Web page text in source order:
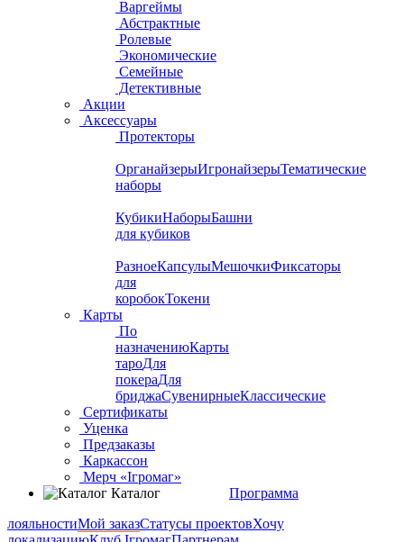
Варгеймы
Абстрактные
Ролевые
Экономические
Семейные
Детективные
Акции
Аксессуары
Протекторы
ОрганайзерыИгронайзерыТематические
наборы
КубикиНаборыБашни
для кубиков
РазноеКапсулыМешочкиФиксаторы
для
коробокТокени
Карты
По
назначениюКарты
тароДля
покераДля
бриджаСувенирныеКлассические
Сертификаты
Уценка
Предзаказы
Каркассон
Мерч «Ігромаг»
Каталог
Программа
лояльностиМой заказСтатусы проектовХочу